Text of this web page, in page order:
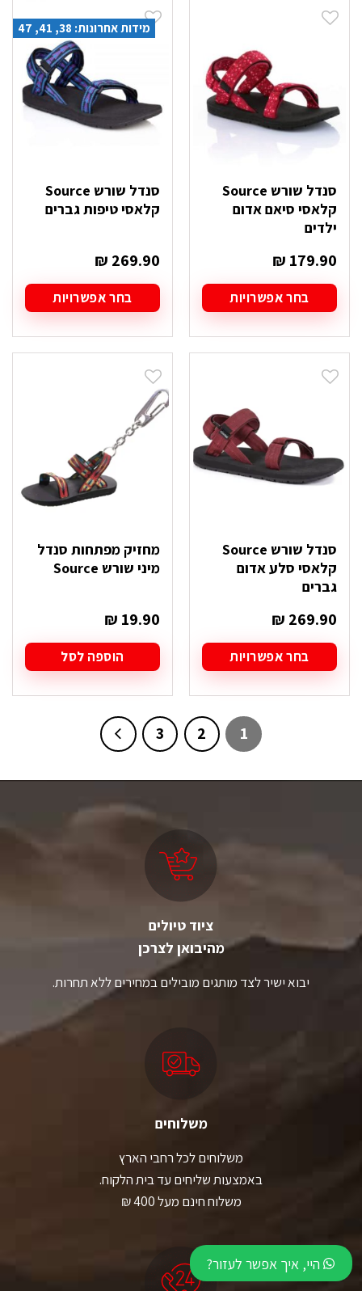
סוגים.
האפשרויות
בעמוד
המוצר
סוגים.
ניתן
האפשרויות
בעמוד
המוצר
סנדל שורש Source
קלאסי סיאם אדום
ילדים
₪ 179.90
בחר אפשרויות
זה
יש
סוגים.
האפשרויות
בעמוד
המוצר
מידות אחרונות: 38, 41, 47
סנדל שורש Source
קלאסי טיפות גברים
₪ 269.90
בחר אפשרויות
זה
יש
סוגים.
ניתן
לבחור
את
האפשרויות
סנדל שורש Source
קלאסי סלע אדום
גברים
₪ 269.90
בחר אפשרויות
זה
את
מחזיק מפתחות סנדל
מיני שורש Source
₪ 19.90
הוספה לסל
1
2
3
ציוד טיולים
מהיבואן לצרכן
יבוא ישיר לצד מותגים מובילים במחירים ללא תחרות.
משלוחים
משלוחים לכל רחבי הארץ
באמצעות שליחים עד בית הלקוח.
משלוח חינם מעל 400 ₪
היי, איך אפשר לעזור?